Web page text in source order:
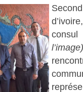
l’image)